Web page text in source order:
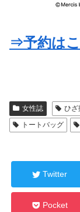
⇒予約は
女性誌 ひざ
トートバッグ
Twitter
Pocket